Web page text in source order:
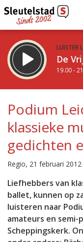
LUISTER
De
19.00 -
De avond van
21.00 - 0.00 uur
Vorig uur
Inklappen
Podium
klassieke
gedichten
Regio, 21 februari
Liefhebbers van
ballet, kunnen op
luisteren naar
amateurs en
Scheppingskerk.